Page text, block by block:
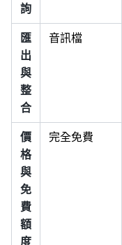
詢
匯
出
與
整
合
音訊檔
價
格
與
免
費
額
度
完全免費